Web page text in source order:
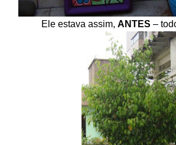
Ele estava assim, ANTES –